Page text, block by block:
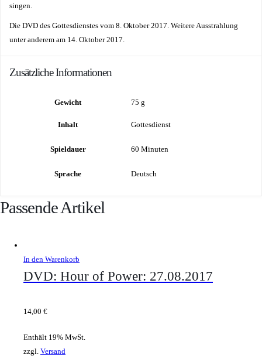
singen.
Die DVD des Gottesdienstes vom 8. Oktober 2017. Weitere Ausstrahlung
unter anderem am 14. Oktober 2017.
Zusätzliche Informationen
Gewicht 75 g
Inhalt Gottesdienst
Spieldauer 60 Minuten
Sprache Deutsch
Passende Artikel
In den Warenkorb
DVD: Hour of Power: 27.08.2017
14,00 €
Enthält 19% MwSt.
zzgl. Versand